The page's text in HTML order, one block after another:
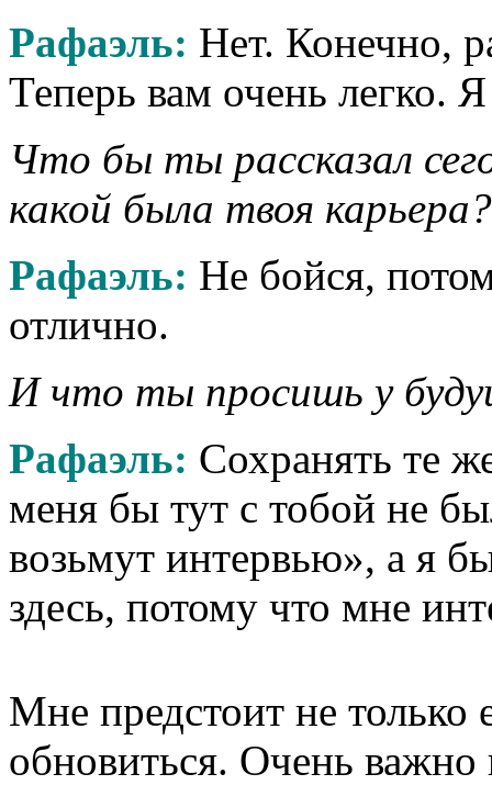
Рафаэль: Нет. Конечно,
Теперь вам очень легко.
Что бы ты рассказал
какой была твоя карьера?
Рафаэль: Не бойся,
отлично.
И что ты просишь у
Рафаэль: Сохранять те
меня бы тут с тобой не
возьмут интервью», а я
здесь, потому что мне
Мне предстоит не только
обновиться. Очень важно